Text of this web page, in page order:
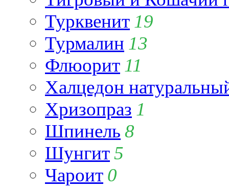
Турквенит 19
Турмалин 13
Флюорит 11
Халцедон
Хризопраз 1
Шпинель 8
Шунгит5
Чароит 0